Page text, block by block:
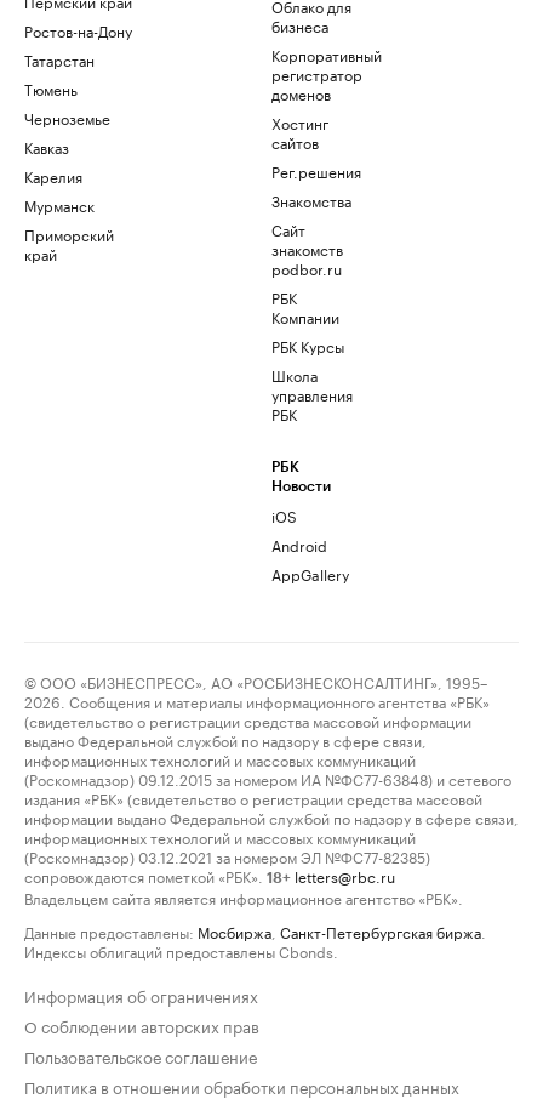
Ростов-на-Дону
Татарстан
Тюмень
Черноземье
Кавказ
Карелия
Мурманск
Приморский
край
Облако для
бизнеса
Корпоративный
регистратор
доменов
Хостинг
сайтов
Рег.решения
Знакомства
Сайт
знакомств
podbor.ru
РБК
Компании
РБК Курсы
Школа
управления
РБК
РБК
Новости
iOS
Android
AppGallery
© ООО «БИЗНЕСПРЕСС», АО «РОСБИЗНЕСКОНСАЛТИНГ», 1995–
2026. Сообщения и материалы информационного агентства «РБК»
(свидетельство о регистрации средства массовой информации
выдано Федеральной службой по надзору в сфере связи,
информационных технологий и массовых коммуникаций
(Роскомнадзор) 09.12.2015 за номером ИА №ФС77-63848) и сетевого
издания «РБК» (свидетельство о регистрации средства массовой
информации выдано Федеральной службой по надзору в сфере связи,
информационных технологий и массовых коммуникаций
(Роскомнадзор) 03.12.2021 за номером ЭЛ №ФС77-82385)
сопровождаются пометкой «РБК».
18+ letters@rbc.ru
Владельцем сайта является информационное агентство «РБК».
Данные предоставлены: Мосбиржа Санкт-Петербургская биржа
Индексы облигаций предоставлены Cbonds.
Информация об ограничениях
О соблюдении авторских прав
Пользовательское соглашение
Политика в отношении обработки персональных данных